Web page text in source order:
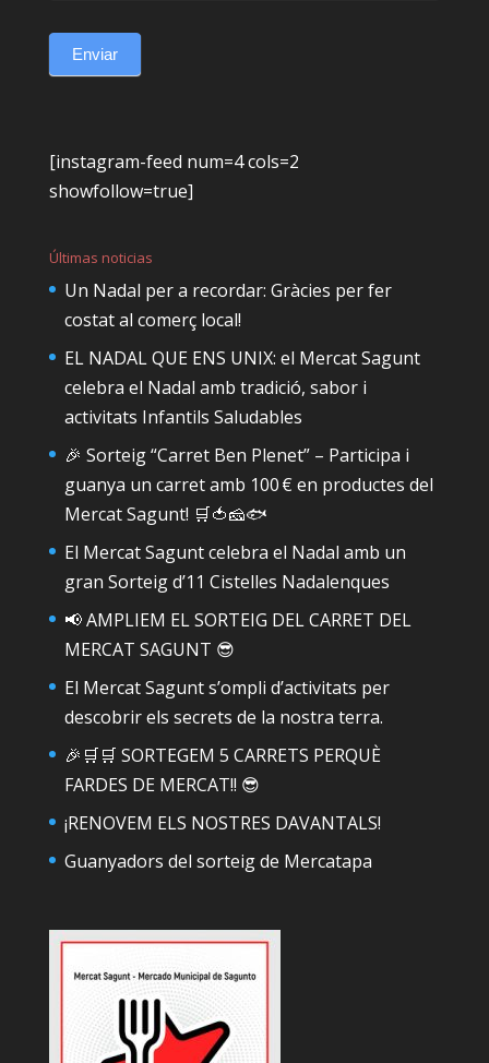
Enviar
[instagram-feed num=4 cols=2
showfollow=true]
Últimas noticias
Un Nadal per a recordar: Gràcies per fer
costat al comerç local!
EL NADAL QUE ENS UNIX: el Mercat Sagunt
celebra el Nadal amb tradició, sabor i
activitats Infantils Saludables
🎉 Sorteig “Carret Ben Plenet” – Participa i
guanya un carret amb 100 € en productes del
Mercat Sagunt! 🛒🍅🧀🐟
El Mercat Sagunt celebra el Nadal amb un
gran Sorteig d’11 Cistelles Nadalenques
📢 AMPLIEM EL SORTEIG DEL CARRET DEL
MERCAT SAGUNT 😎
El Mercat Sagunt s’ompli d’activitats per
descobrir els secrets de la nostra terra.
🎉🛒🛒 SORTEGEM 5 CARRETS PERQUÈ
FARDES DE MERCAT!! 😎
¡RENOVEM ELS NOSTRES DAVANTALS!
Guanyadors del sorteig de Mercatapa